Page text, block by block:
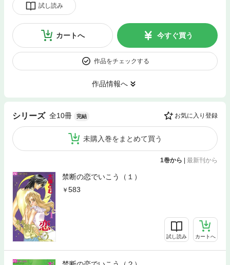
試し読み
カートへ 今すぐ買う
作品をチェックする
作品情報へ
シリーズ 全10冊 完結 お気に入り登録
未購入巻をまとめて買う
1巻から 最新刊から
禁断の恋でいこう（１）
583
試し読み カートへ